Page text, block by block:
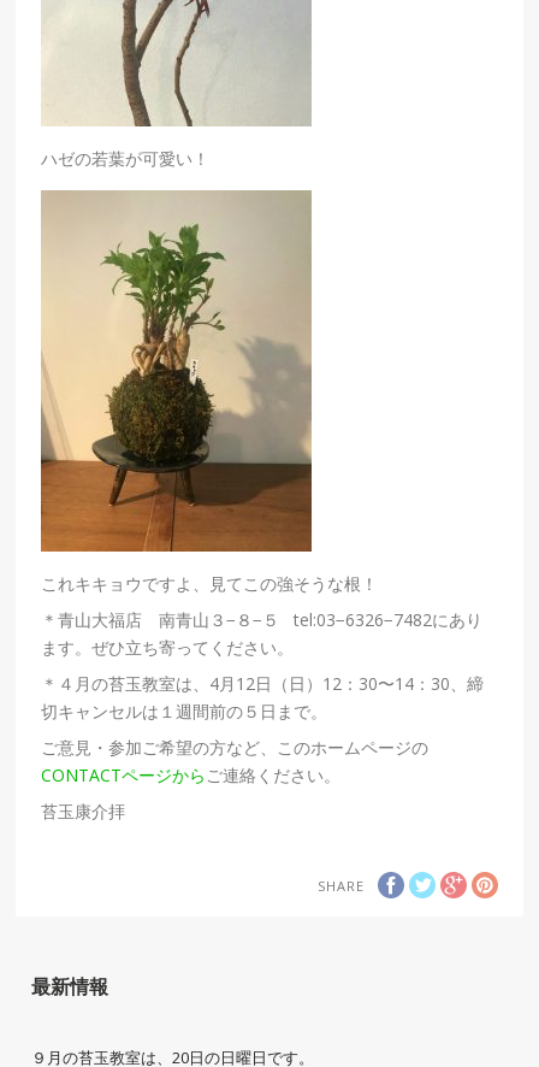
ハゼの若葉が可愛い！
これキキョウですよ、見てこの強そうな根！
＊青山大福店 南青山３−８−５ tel:03−6326−7482にあり
ます。ぜひ立ち寄ってください。
＊４月の苔玉教室は、4月12日（日）12：30〜14：30、締
切キャンセルは１週間前の５日まで。
ご意見・参加ご希望の方など、このホームページの
CONTACTページから ご連絡ください。
苔玉康介拝
SHARE
最新情報
９月の苔玉教室は、20日の日曜日です。